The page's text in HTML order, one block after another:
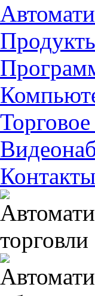
Контакты